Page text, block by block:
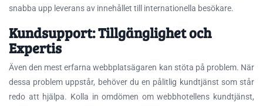
snabba upp leverans av innehållet till internationella besökare.
Kundsupport: Tillgänglighet och
Expertis
Även den mest erfarna webbplatsägaren kan stöta på problem. När
dessa problem uppstår, behöver du en pålitlig kundtjänst som står
redo att hjälpa. Kolla in omdömen om webbhotellens kundtjänst,